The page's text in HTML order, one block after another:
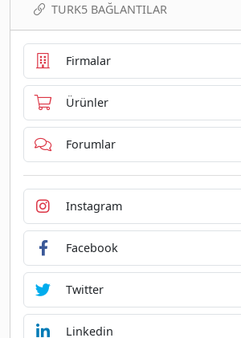
TURK5 BAĞLANTILAR
Firmalar
Ürünler
Forumlar
Instagram
Facebook
Twitter
Linkedin